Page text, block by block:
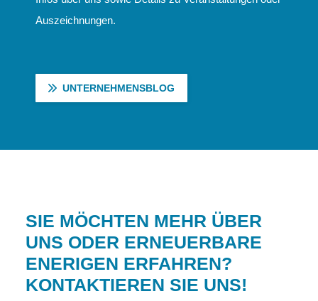
Auszeichnungen.
UNTERNEHMENSBLOG
SIE MÖCHTEN MEHR ÜBER
UNS ODER ERNEUERBARE
ENERIGEN ERFAHREN?
KONTAKTIEREN SIE UNS!